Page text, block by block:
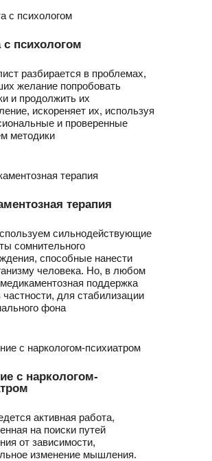
с психологом
разбирается в проблемах,
желание попробовать
и продолжить их
искореняет их, используя
и проверенные
методики
терапия
сильнодействующие
сомнительного
способные нанести
человека. Но, в любом
поддержка
частности, для стабилизации
фона
с наркологом-
активная работа,
на поиски путей
от зависимости,
изменение мышления.